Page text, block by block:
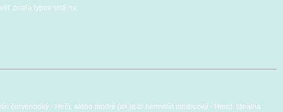
podľa typov srsti na:
červenooký - Heč), alebo modré (ak je to hermelín modrooký - Hem). Ideálna